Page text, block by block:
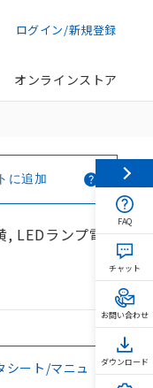
ログイン/新規登録
オンラインストア
, LEDランプ電
に追加
シート/マニュ
FAQ
チャット
お問い合わせ
ダウンロード